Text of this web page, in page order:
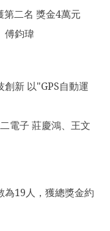
二名 獎金4萬元
傅鈞瑋
新 以"GPS自動運
電子 莊慶鴻、王文
為19人，獲總獎金約